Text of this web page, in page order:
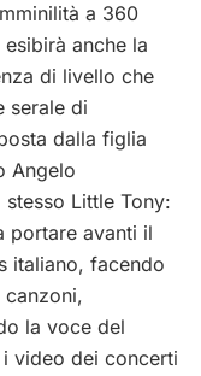
a 360
anche la
di livello che
serale di
dalla figlia
Angelo
Little Tony:
portare avanti il
italiano, facendo
la voce del
video dei concerti